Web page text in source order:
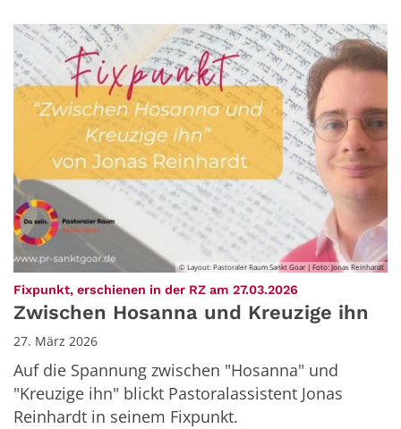
© Layout: Pastoraler Raum Sankt Goar | Foto: Jonas Reinhardt
Fixpunkt, erschienen in der RZ am 27.03.2026
Zwischen Hosanna und Kreuzige ihn
27. März 2026
Auf die Spannung zwischen "Hosanna" und
"Kreuzige ihn" blickt Pastoralassistent Jonas
Reinhardt in seinem Fixpunkt.